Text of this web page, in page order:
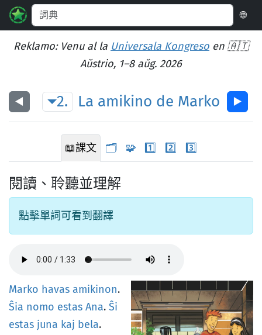
🌐
Reklamo: Venu al la Universala Kongreso en 🇦🇹
Aŭstrio, 1–8 aŭg. 2026
◀︎ 2. La amikino de Marko ▶︎
📖課文 🗂️ 🧩 1️⃣ 2️⃣ 3️⃣
閱讀、聆聽並理解
點擊單詞可看到翻譯
Marko havas amikinon.
Ŝia nomo estas Ana. Ŝi
estas juna kaj bela.